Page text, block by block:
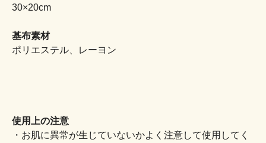
30×20cm
基布素材
ポリエステル、レーヨン
使用上の注意
・お肌に異常が生じていないかよく注意して使用してく